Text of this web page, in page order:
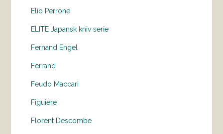
Elio Perrone
ELITE Japansk kniv serie
Fernand Engel
Ferrand
Feudo Maccari
Figuiere
Florent Descombe